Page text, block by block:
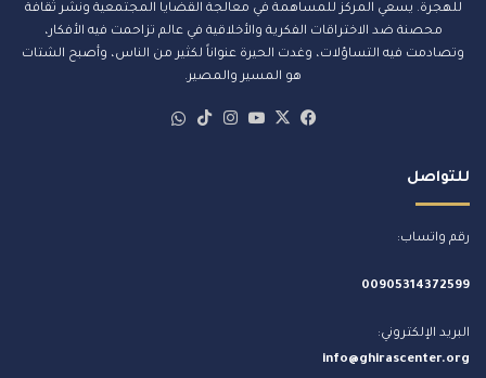
للهجرة. يسعي المركز للمساهمة في معالجة القضايا المجتمعية ونشر ثقافة
محصنة ضد الاختراقات الفكرية والأخلاقية في عالم تزاحمت فيه الأفكار،
وتصادمت فيه التساؤلات، وغدت الحيرة عنواناً لكثير من الناس، وأصبح الشتات
هو المسير والمصير.
فيسبوك
‫X
‫YouTubeانستقرام
‫TikTok
للتواصل
رقم واتساب:
00905314372599
البريد الإلكتروني:
info@ghirascenter.org